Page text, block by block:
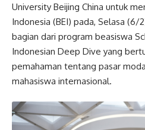
University Beijing China untuk
Indonesia (BEI) pada, Selasa (6/
bagian dari program beasiswa
Indonesian Deep Dive yang
pemahaman tentang pasar
mahasiswa internasional.